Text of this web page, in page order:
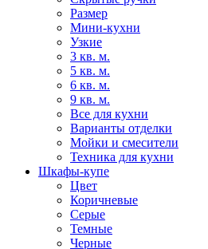
Размер
Мини-кухни
Узкие
3 кв. м.
5 кв. м.
6 кв. м.
9 кв. м.
Все для кухни
Варианты отделки
Мойки и смесители
Техника для кухни
Шкафы-купе
Цвет
Коричневые
Серые
Темные
Черные